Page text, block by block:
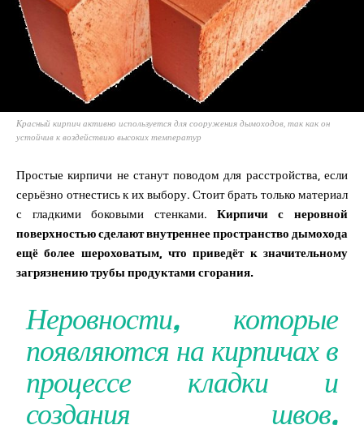
Красный кирпич активно используется для сооружения дымоходов, так как он
устойчив к воздействию высоких температур
Простые кирпичи не станут поводом для расстройства, если
серьёзно отнестись к их выбору. Стоит брать только материал
с гладкими боковыми стенками. Кирпичи с неровной
поверхностью сделают внутреннее пространство дымохода
ещё более шероховатым, что приведёт к значительному
загрязнению трубы продуктами сгорания.
Неровности, которые
появляются на кирпичах в
процессе кладки и
создания швов,